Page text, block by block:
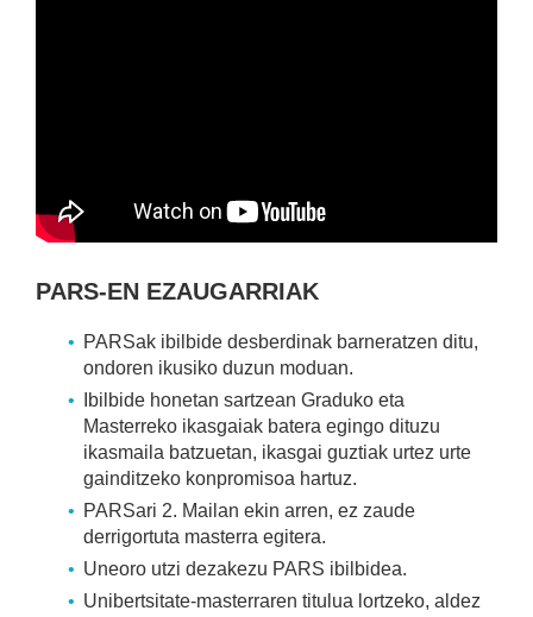
PARS-EN EZAUGARRIAK
PARSak ibilbide desberdinak barneratzen ditu,
ondoren ikusiko duzun moduan.
Ibilbide honetan sartzean Graduko eta
Masterreko ikasgaiak batera egingo dituzu
ikasmaila batzuetan, ikasgai guztiak urtez urte
gainditzeko konpromisoa hartuz.
PARSari 2. Mailan ekin arren, ez zaude
derrigortuta masterra egitera.
Uneoro utzi dezakezu PARS ibilbidea.
Unibertsitate-masterraren titulua lortzeko, aldez